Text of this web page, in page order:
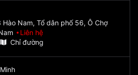
Hào Nam, Tổ dân phố 56, Ô Chợ
Liên hệ
Chỉ đường